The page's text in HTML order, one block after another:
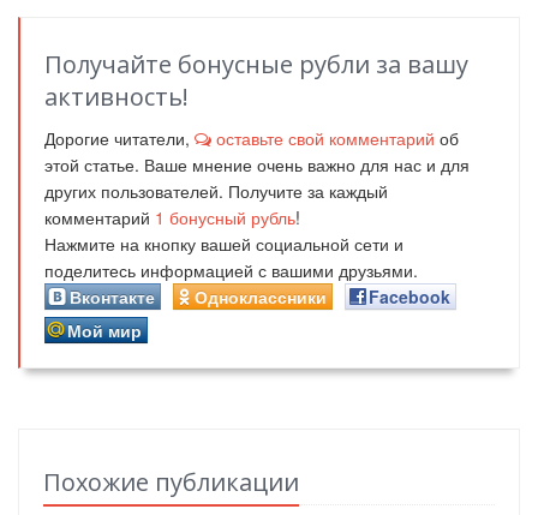
Получайте бонусные рубли за вашу
активность!
Дорогие читатели, оставьте свой комментарий об
этой статье. Ваше мнение очень важно для нас и для
других пользователей. Получите за каждый
комментарий 1 бонусный рубль!
Нажмите на кнопку вашей социальной сети и
поделитесь информацией с вашими друзьями.
Вконтакте
Одноклассники
Facebook
Мой мир
Похожие публикации